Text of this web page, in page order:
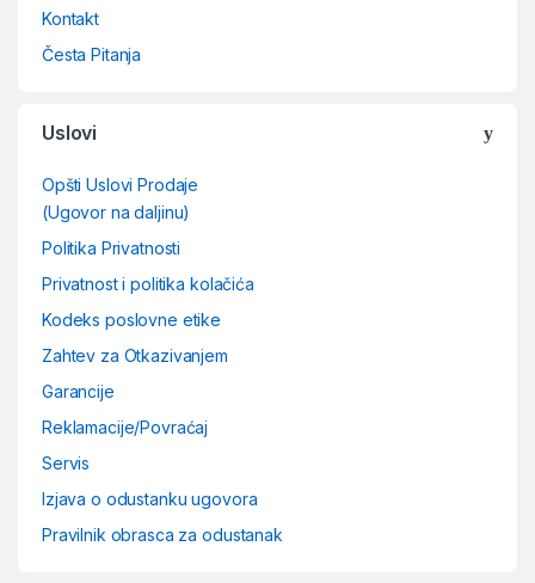
Kontakt
Česta Pitanja
Uslovi
Opšti Uslovi Prodaje
(Ugovor na daljinu)
Politika Privatnosti
Privatnost i politika kolačića
Kodeks poslovne etike
Zahtev za Otkazivanjem
Garancije
Reklamacije/Povraćaj
Servis
Izjava o odustanku ugovora
Pravilnik obrasca za odustanak